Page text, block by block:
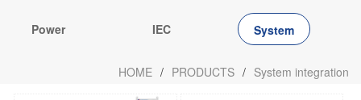
Power
IEC
System
HOME / PRODUCTS / System integration